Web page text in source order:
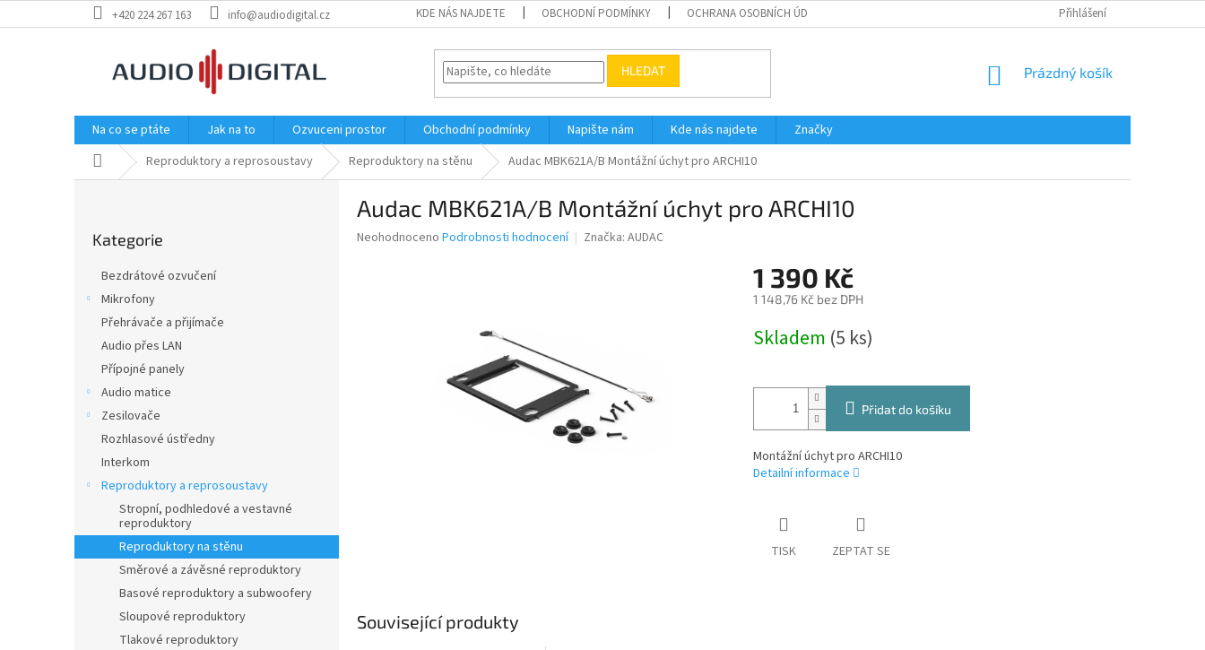
na
+420 224 267 163 info@audiodigital.cz KDE NÁS NAJDETE OBCHODNÍ PODMÍNKY OCHRANA OSOBNÍCH ÚDAJŮ Přihlášení
HLEDAT
NÁKUPNÍ
Prázdný košík
Na co se ptáte Jak na to Ozvuceni prostor Obchodní podmínky Napište nám Kde nás najdete
Značky
Domů Reproduktory a reprosoustavy Reproduktory na stěnu Audac MBK621A/B Montážní úchyt pro ARCHI10
kategorie
Kategorie
Bezdrátové ozvučení
Mikrofony
Přehrávače a přijímače
Audio přes LAN
Přípojné panely
Audio matice
Zesilovače
Rozhlasové ústředny
Interkom
Reproduktory a reprosoustavy
Stropní, podhledové a vestavné
reproduktory
Reproduktory na stěnu
Směrové a závěsné reproduktory
Basové reproduktory a subwoofery
Sloupové reproduktory
Tlakové reproduktory
Audac MBK621A/B Montážní úchyt pro ARCHI10
Průměrné
Neohodnoceno Podrobnosti hodnocení Značka: AUDAC
1 390 Kč
1 148,76 Kč bez DPH
cena:
Skladem (5 ks)
Přidat do košíku
Montážní úchyt pro ARCHI10
Detailní informace
TISK ZEPTAT SE
Související produkty